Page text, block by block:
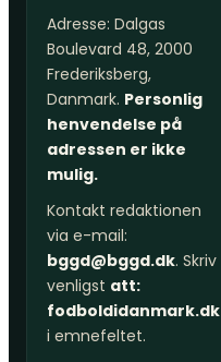
Adresse: Dalgas
Boulevard 48, 2000
Frederiksberg,
Danmark. Personlig
henvendelse på
adressen er ikke
mulig.
Kontakt redaktionen
via e-mail:
bggd@bggd.dk. Skriv
venligst att:
fodboldidanmark.dk
i emnefeltet.